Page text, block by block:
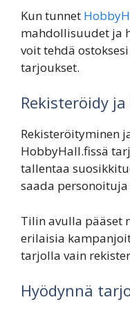
Kun tunnet
mahdollisuudet ja
voit tehdä
tarjoukset.
Rekisteröidy
Rekisteröityminen
HobbyHall.fissä
tallentaa
saada
Tilin avulla pääset
erilaisia
tarjolla vain
Hyödynnä